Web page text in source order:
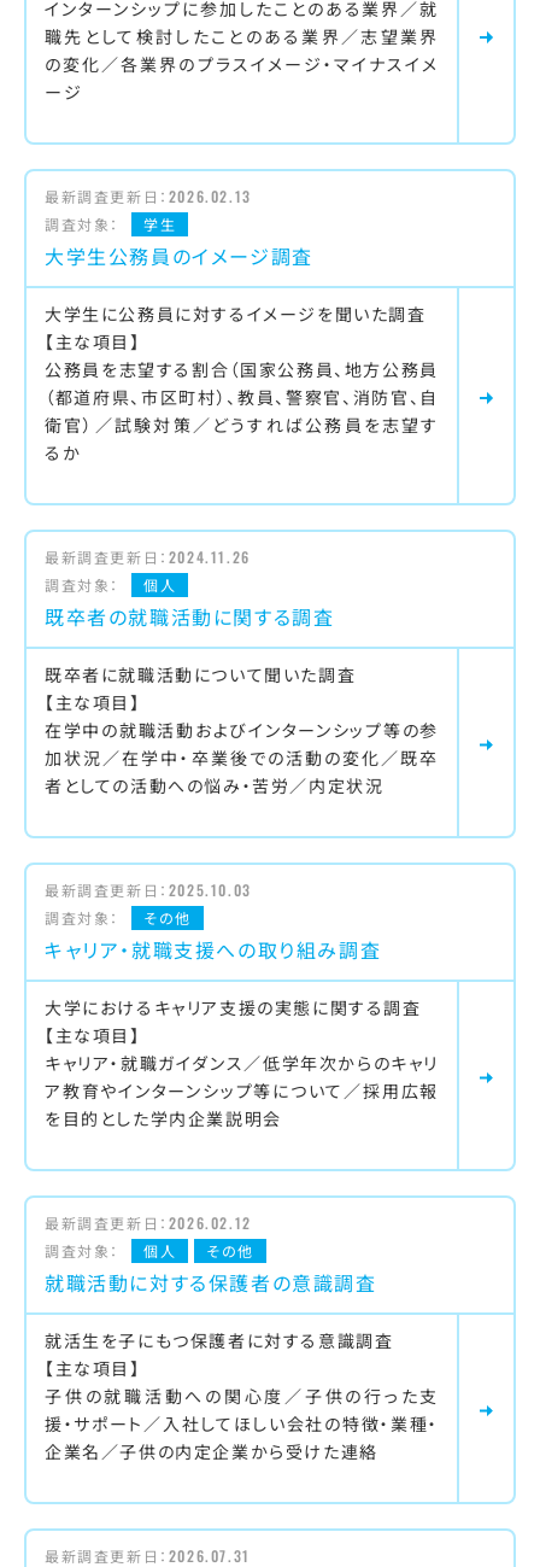
インターンシップに参加したことのある業界／就
職先として検討したことのある業界／志望業界
の変化／各業界のプラスイメージ・マイナスイメ
ージ
最新調査更新日： 2026.02.13
調査対象：
学生
大学生公務員のイメージ調査
大学生に公務員に対するイメージを聞いた調査
【主な項目】
公務員を志望する割合（国家公務員、地方公務員
（都道府県、市区町村）、教員、警察官、消防官、自
衛官）／試験対策／どうすれば公務員を志望す
るか
最新調査更新日： 2024.11.26
調査対象：
個人
既卒者の就職活動に関する調査
既卒者に就職活動について聞いた調査
【主な項目】
在学中の就職活動およびインターンシップ等の参
加状況／在学中・卒業後での活動の変化／既卒
者としての活動への悩み・苦労／内定状況
最新調査更新日： 2025.10.03
調査対象：
その他
キャリア・就職支援への取り組み調査
大学におけるキャリア支援の実態に関する調査
【主な項目】
キャリア・就職ガイダンス／低学年次からのキャリ
ア教育やインターンシップ等について／採用広報
を目的とした学内企業説明会
最新調査更新日： 2026.02.12
調査対象：
個人 その他
就職活動に対する保護者の意識調査
就活生を子にもつ保護者に対する意識調査
【主な項目】
子供の就職活動への関心度／子供の行った支
援・サポート／入社してほしい会社の特徴・業種・
企業名／子供の内定企業から受けた連絡
最新調査更新日： 2026.07.31